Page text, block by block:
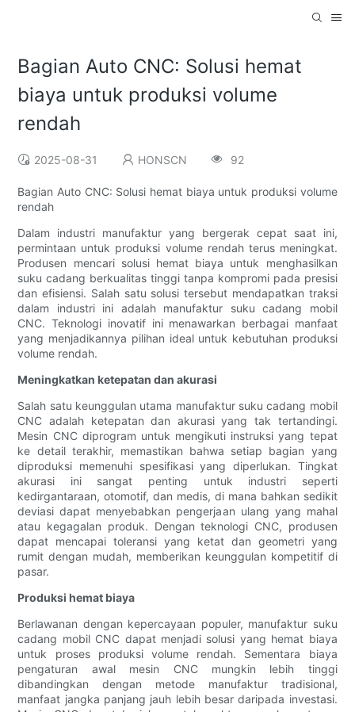
Bagian Auto CNC: Solusi hemat
biaya untuk produksi volume
rendah
2025-08-31 HONSCN 92
Bagian Auto CNC: Solusi hemat biaya untuk produksi volume
rendah
Dalam industri manufaktur yang bergerak cepat saat ini,
permintaan untuk produksi volume rendah terus meningkat.
Produsen mencari solusi hemat biaya untuk menghasilkan
suku cadang berkualitas tinggi tanpa kompromi pada presisi
dan efisiensi. Salah satu solusi tersebut mendapatkan traksi
dalam industri ini adalah manufaktur suku cadang mobil
CNC. Teknologi inovatif ini menawarkan berbagai manfaat
yang menjadikannya pilihan ideal untuk kebutuhan produksi
volume rendah.
Meningkatkan ketepatan dan akurasi
Salah satu keunggulan utama manufaktur suku cadang mobil
CNC adalah ketepatan dan akurasi yang tak tertandingi.
Mesin CNC diprogram untuk mengikuti instruksi yang tepat
ke detail terakhir, memastikan bahwa setiap bagian yang
diproduksi memenuhi spesifikasi yang diperlukan. Tingkat
akurasi ini sangat penting untuk industri seperti
kedirgantaraan, otomotif, dan medis, di mana bahkan sedikit
deviasi dapat menyebabkan pengerjaan ulang yang mahal
atau kegagalan produk. Dengan teknologi CNC, produsen
dapat mencapai toleransi yang ketat dan geometri yang
rumit dengan mudah, memberikan keunggulan kompetitif di
pasar.
Produksi hemat biaya
Berlawanan dengan kepercayaan populer, manufaktur suku
cadang mobil CNC dapat menjadi solusi yang hemat biaya
untuk proses produksi volume rendah. Sementara biaya
pengaturan awal mesin CNC mungkin lebih tinggi
dibandingkan dengan metode manufaktur tradisional,
manfaat jangka panjang jauh lebih besar daripada investasi.